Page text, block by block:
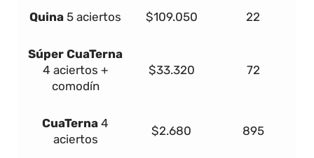
Quina 5 aciertos $109.050 22
Súper CuaTerna
4 aciertos +
comodín
$33.320 72
CuaTerna 4
aciertos
$2.680 895